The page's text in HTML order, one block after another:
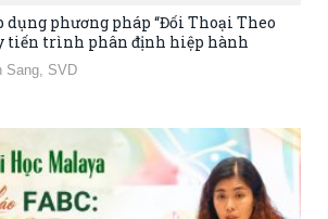
dụng phương pháp “Đối Thoại Theo
tiến trình phân định hiệp hành
Sang, SVD